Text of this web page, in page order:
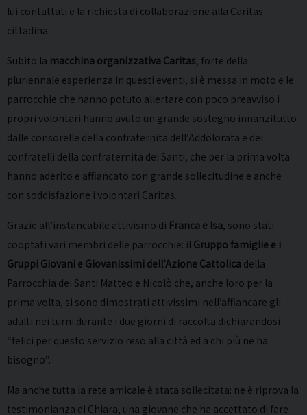
lui contattati e la richiesta di collaborazione alla Caritas
cittadina.
Subito la macchina organizzativa Caritas, forte della
pluriennale esperienza in questi eventi, si è messa in moto e le
parrocchie che hanno potuto allertare con poco preavviso i
propri volontari hanno avuto un grande sostegno innanzitutto
dalle consorelle della confraternita dell’Addolorata e dei
confratelli della confraternita dei Santi, che per la prima volta
hanno aderito e affiancato con grande sollecitudine e anche
con soddisfazione i volontari Caritas.
Grazie all’instancabile attivismo di Franca e Isa, sono stati
cooptati vari membri delle parrocchie: il Gruppo famiglie e i
Gruppi Giovani e Giovanissimi dell’Azione Cattolica della
Parrocchia dei Santi Matteo e Nicolò che, anche loro per la
prima volta, si sono dimostrati attivissimi nell’affiancare gli
adulti nei turni durante i due giorni di raccolta dichiarandosi
“felici per questo servizio reso alla città ed a chi più ne ha
bisogno”.
Ma anche tutta la rete amicale è stata sollecitata: ne è riprova la
testimonianza di Chiara, una giovane che ha accettato di fare